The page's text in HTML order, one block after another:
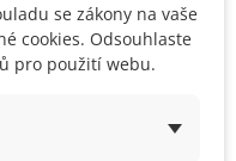
6–7, hlinitopísčitý.
půdy
se zákony na vaše
cookies. Odsouhlaste
pro použití webu.